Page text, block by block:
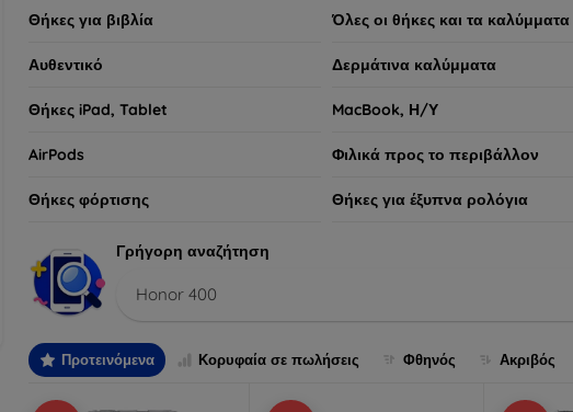
Θήκες για βιβλία Όλες οι θήκες και τα καλύμματα
Αυθεντικό Δερμάτινα καλύμματα
Θήκες iPad, Tablet MacBook, Η/Υ
AirPods Φιλικά προς το περιβάλλον
Θήκες φόρτισης Θήκες για έξυπνα ρολόγια
Γρήγορη αναζήτηση
Honor 400
Προτεινόμενα Κορυφαία σε πωλήσεις Φθηνός Ακριβός